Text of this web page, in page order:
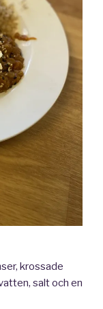
krossade
salt och en